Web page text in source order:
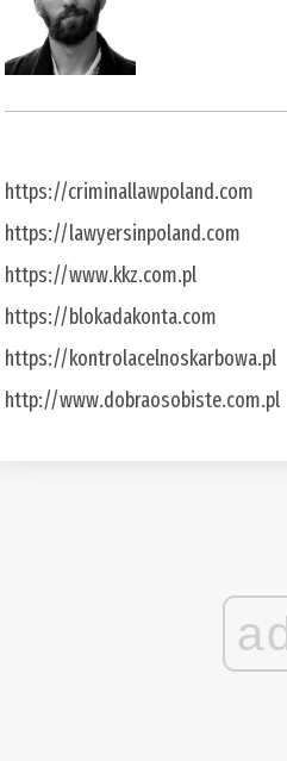
https://criminallawpoland.com
https://lawyersinpoland.com
https://www.kkz.com.pl
https://blokadakonta.com
https://kontrolacelnoskarbowa.pl
http://www.dobraosobiste.com.pl
ad